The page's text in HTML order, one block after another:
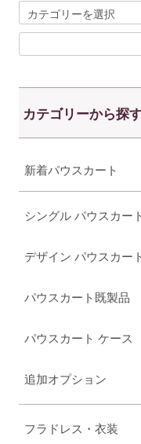
カテゴリーから探
新着パウスカート
シングル パウスカー
デザイン パウスカー
パウスカート既製品
パウスカート ケース
追加オプション
フラドレス・衣装